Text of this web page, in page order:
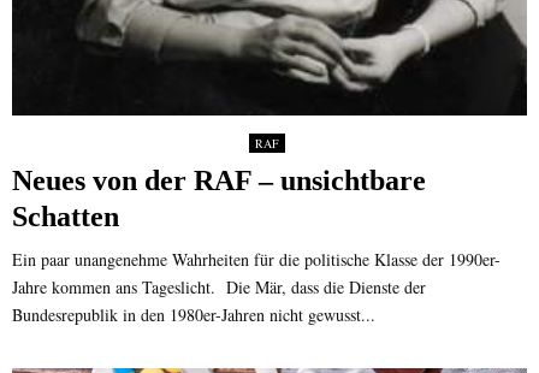
RAF
Neues von der RAF – unsichtbare
Schatten
Ein paar unangenehme Wahrheiten für die politische Klasse der 1990er-
Jahre kommen ans Tageslicht. Die Mär, dass die Dienste der
Bundesrepublik in den 1980er-Jahren nicht gewusst...